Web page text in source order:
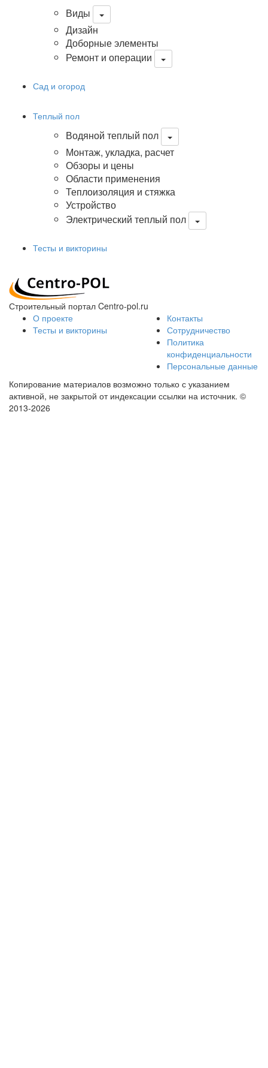
Виды
Дизайн
Доборные элементы
Ремонт и операции
Сад и огород
Теплый пол
Водяной теплый пол
Монтаж, укладка, расчет
Обзоры и цены
Области применения
Теплоизоляция и стяжка
Устройство
Электрический теплый пол
Тесты и викторины
Строительный портал Centro-pol.ru
О проекте
Тесты и викторины
Контакты
Сотрудничество
Политика
конфиденциальности
Персональные данные
Копирование материалов возможно только с указанием
активной, не закрытой от индексации ссылки на источник. ©
2013-2026